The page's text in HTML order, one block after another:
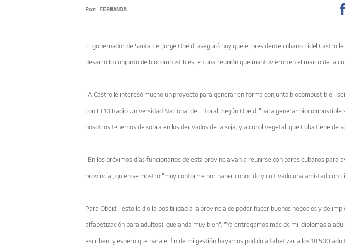
Por FERNANDA
El gobernador de Santa Fe, Jorge Obeid, aseguró hoy que el presidente cubano Fidel Castro
desarrollo conjunto de biocombustibles, en una reunión que mantuvieron en el marco de la
"A Castro le interesó mucho un proyecto para generar en forma conjunta biocombustible",
con LT10 Radio Universidad Nacional del Litoral. Según Obeid, "para generar
nosotros tenemos de sobra en los derivadosde la soja, y alcohol vegetal, que Cuba tiene de
"En los próximos días funcionarios de esta provincia van a reunirse con pares cubanos para
provincial, quien se mostró "muy conforme por haber conocido y cultivado una amistad con
Para Obeid, "esto le dio la posibilidad a la provincia de poder hacer buenos negocios y de
alfabetización para adultos), que anda muy bien". "Ya entregamos más de mil diplomas a
escriben, y espero que para el fin de mi gestión hayamos podido alfabetizar a los 10.500